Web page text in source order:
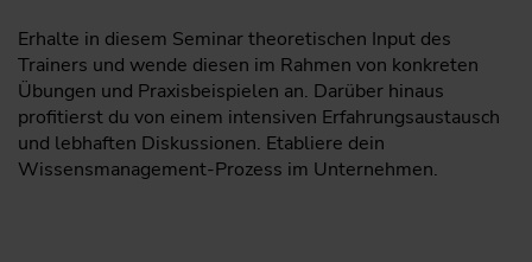
Erhalte in diesem Seminar theoretischen Input des
Trainers und wende diesen im Rahmen von konkreten
Übungen und Praxisbeispielen an. Darüber hinaus
profitierst du von einem intensiven Erfahrungsaustausch
und lebhaften ­Diskussionen. Etabliere dein
Wissensmanagement-Prozess im Unternehmen.